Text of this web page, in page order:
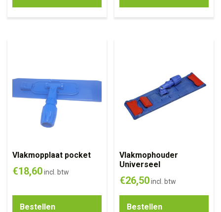
Vlakmopplaat pocket
€18,60incl. btw
Bestellen
Vlakmophouder
Universeel
€26,50 incl. btw
Bestellen